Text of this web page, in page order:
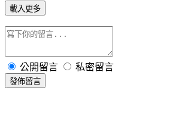
載入更多
公開留言 私密留言
發佈留言